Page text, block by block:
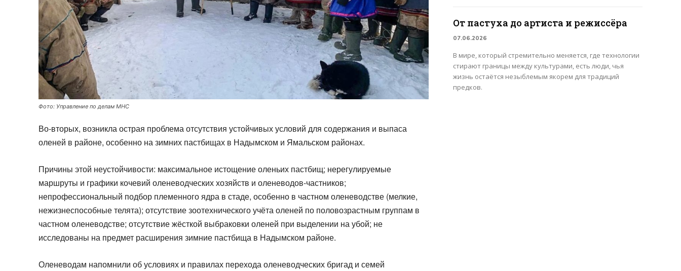
Фото: Управление по делам МНС
Во-вторых, возникла острая проблема отсутствия устойчивых условий для содержания и выпаса
оленей в районе, особенно на зимних пастбищах в Надымском и Ямальском районах.
Причины этой неустойчивости: максимальное истощение оленьих пастбищ; нерегулируемые
маршруты и графики кочевий оленеводческих хозяйств и оленеводов-частников;
непрофессиональный подбор племенного ядра в стаде, особенно в частном оленеводстве (мелкие,
нежизнеспособные телята); отсутствие зоотехнического учёта оленей по половозрастным группам в
частном оленеводстве; отсутствие жёсткой выбраковки оленей при выделении на убой; не
исследованы на предмет расширения зимние пастбища в Надымском районе.
Оленеводам напомнили об условиях и правилах перехода оленеводческих бригад и семей
От пастуха до артиста и режиссёра
07.06.2026
В мире, который стремительно меняется, где технологии
стирают границы между культурами, есть люди, чья
жизнь остаётся незыблемым якорем для традиций
предков.